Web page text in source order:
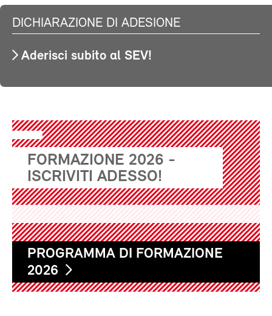
DICHIARAZIONE DI ADESIONE
Aderisci subito al SEV!
FORMAZIONE 2026 -
ISCRIVITI ADESSO!
PROGRAMMA DI FORMAZIONE
2026